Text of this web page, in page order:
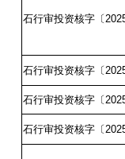
石行审投资核字〔
石行审投资核字〔
石行审投资核字〔
石行审投资核字〔